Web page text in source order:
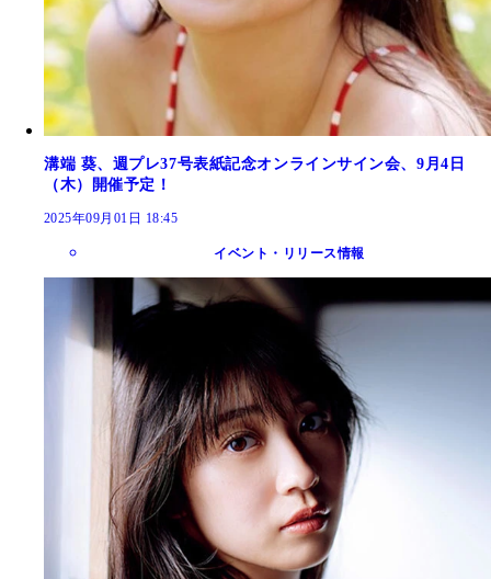
溝端 葵、週プレ37号表紙記念オンラインサイン会、9月4日
（木）開催予定！
2025年09月01日 18:45
イベント・リリース情報